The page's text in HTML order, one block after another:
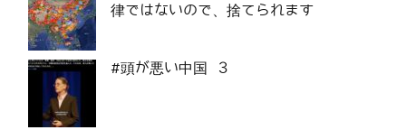
律ではないので、捨てられます
#頭が悪い中国 3